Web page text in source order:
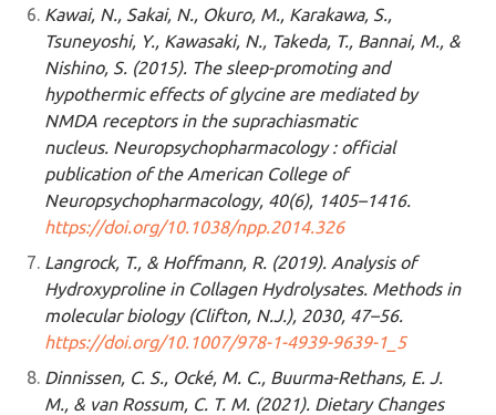
Kawai, N., Sakai, N., Okuro, M., Karakawa, S.,
Tsuneyoshi, Y., Kawasaki, N., Takeda, T., Bannai, M., &
Nishino, S. (2015). The sleep-promoting and
hypothermic effects of glycine are mediated by
NMDA receptors in the suprachiasmatic
nucleus. Neuropsychopharmacology : official
publication of the American College of
Neuropsychopharmacology, 40(6), 1405–1416.
https://doi.org/10.1038/npp.2014.326
Langrock, T., & Hoffmann, R. (2019). Analysis of
Hydroxyproline in Collagen Hydrolysates. Methods in
molecular biology (Clifton, N.J.), 2030, 47–56.
https://doi.org/10.1007/978-1-4939-9639-1_5
Dinnissen, C. S., Ocké, M. C., Buurma-Rethans, E. J.
M., & van Rossum, C. T. M. (2021). Dietary Changes